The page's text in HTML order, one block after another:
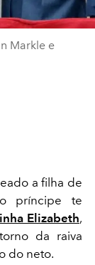
Markle e
a filha de
príncipe te
Elizabeth,
da raiva
do neto.